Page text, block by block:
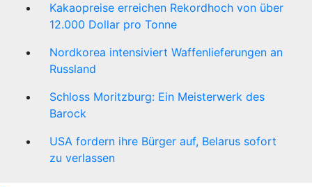
Kakaopreise erreichen Rekordhoch von über
12.000 Dollar pro Tonne
Nordkorea intensiviert Waffenlieferungen an
Russland
Schloss Moritzburg: Ein Meisterwerk des
Barock
USA fordern ihre Bürger auf, Belarus sofort
zu verlassen